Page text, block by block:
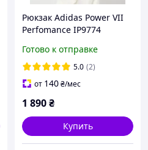
Рюкзак Adidas Power VII
Perfomance IP9774
Готово к отправке
5.0 (2)
от 140₴/мес
1 890₴
Купить